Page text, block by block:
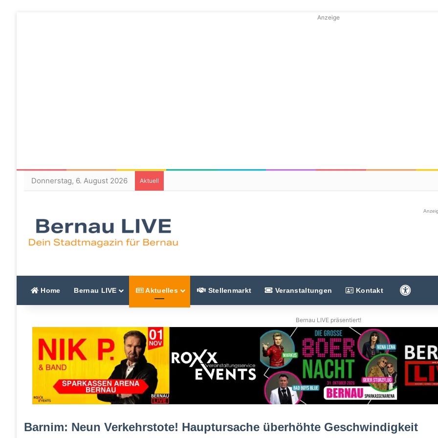
Anzeige
Donnerstag, 6. August 2026 Aktuell
Home Bernau LIVE Aktuelles Stellenmarkt Veranstaltungen Kontakt
Bernau LIVE präsentiert!
Barnim: Neun Verkehrstote! Hauptursache überhöhte Geschwindigkeit